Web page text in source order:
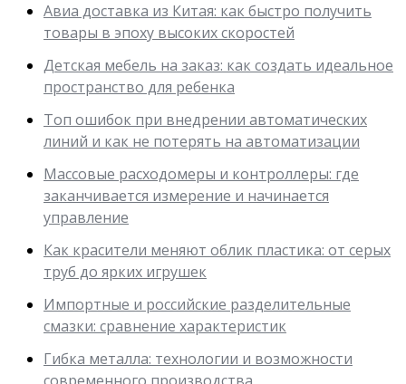
Авиа доставка из Китая: как быстро получить
товары в эпоху высоких скоростей
Детская мебель на заказ: как создать идеальное
пространство для ребенка
Топ ошибок при внедрении автоматических
линий и как не потерять на автоматизации
Массовые расходомеры и контроллеры: где
заканчивается измерение и начинается
управление
Как красители меняют облик пластика: от серых
труб до ярких игрушек
Импортные и российские разделительные
смазки: сравнение характеристик
Гибка металла: технологии и возможности